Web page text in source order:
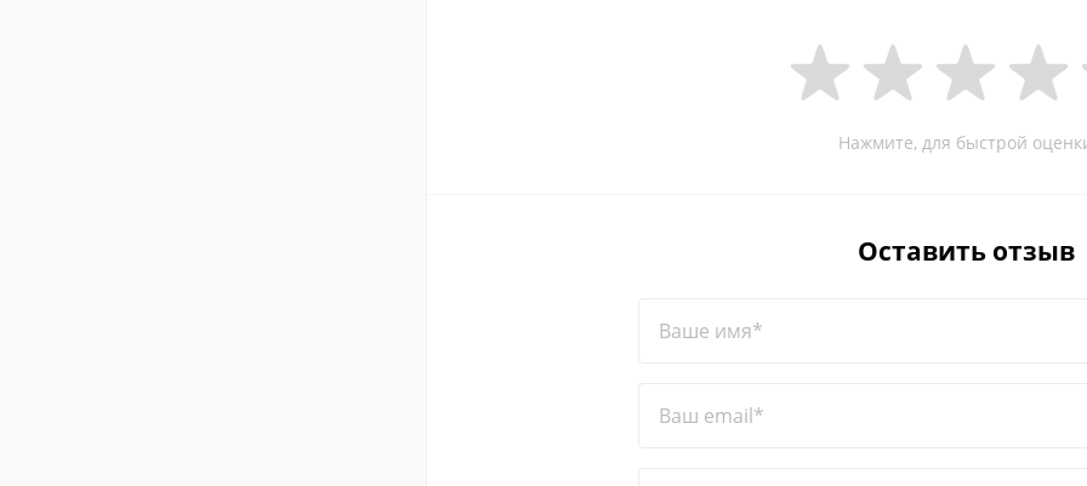
Нажмите, для быстрой
Оставить отзыв
Ваше имя*
Ваш email*